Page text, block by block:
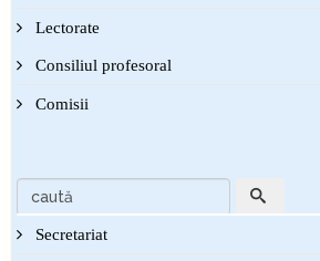
Lectorate
Consiliul profesoral
Comisii
Secretariat